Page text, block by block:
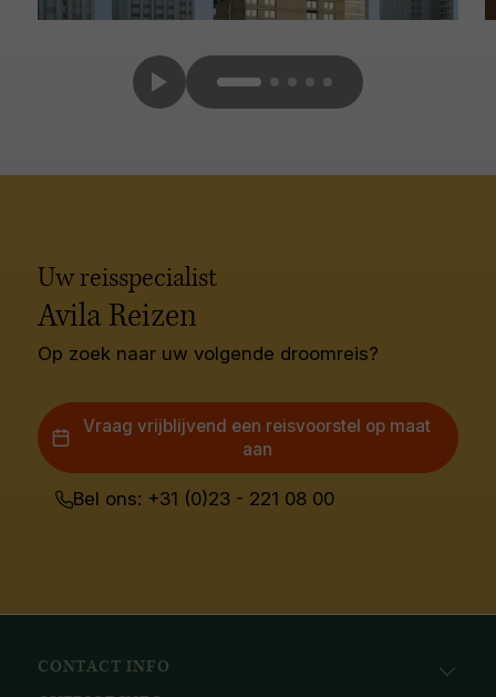
Uw reisspecialist
Avila Reizen
Op zoek naar uw volgende droomreis?
Vraag vrijblijvend een reisvoorstel op maat
aan
Bel ons: +31 (0)23 - 221 08 00
CONTACT INFO